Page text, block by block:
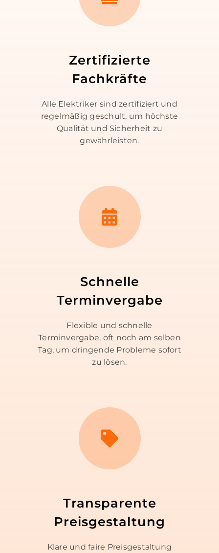
Zertifizierte
Fachkräfte
Alle Elektriker sind zertifiziert und
regelmäßig geschult, um höchste
Qualität und Sicherheit zu
gewährleisten.
Schnelle
Terminvergabe
Flexible und schnelle
Terminvergabe, oft noch am selben
Tag, um dringende Probleme sofort
zu lösen.
Transparente
Preisgestaltung
Klare und faire Preisgestaltung